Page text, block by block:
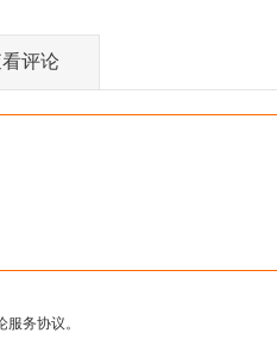
评论
务协议。